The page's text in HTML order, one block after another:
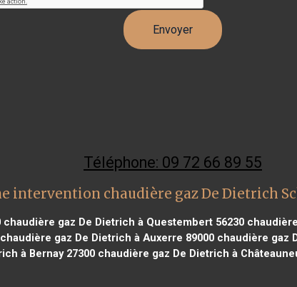
Téléphone: 09 72 66 89 55
intervention chaudière gaz De Dietrich
chaudière gaz De Dietrich à Questembert 56230
chaudière gaz De Dietrich à Auxerre 89000 chaudière gaz
à Bernay 27300chaudière gaz De Dietrich à